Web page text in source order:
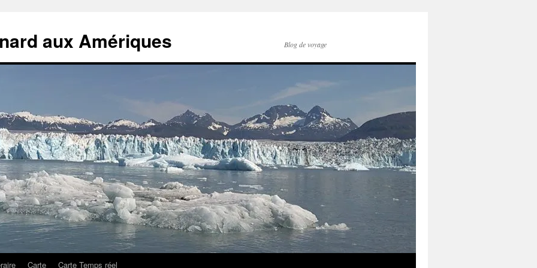
aux Amériques Blog de voyage
Carte Carte Temps réel